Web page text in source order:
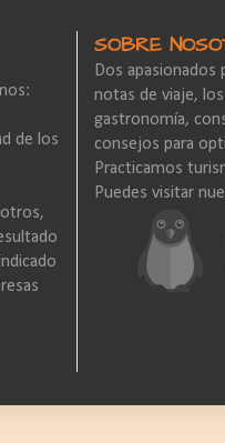
de los
SOBRE
Dos
notas de viaje,
gastronomía,
consejos para
Practicamos
Puedes visitar